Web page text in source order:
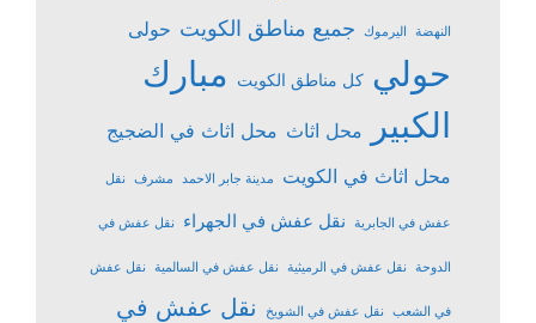
النهضة اليرموك جميع مناطق الكويت حولى
حولي كل مناطق الكويت مبارك
الكبير
محل اثاث محل اثاث في الضجيج
محل اثاث في الكويت
مدينة جابر الاحمد مشرف نقل
عفش في الجابرية نقل عفش في الجهراء نقل عفش في
الدوحة نقل عفش في الرميثية نقل عفش في السالمية نقل عفش
في الشعب نقل عفش في الشويخ
نقل عفش في